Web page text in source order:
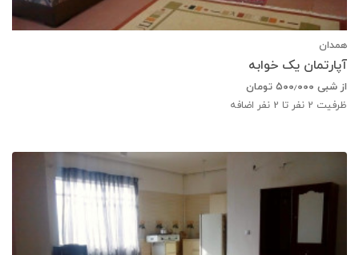
همدان
آپارتمان یک خوابه
از شبی ۵۰۰٫۰۰۰ تومان
ظرفیت 2 نفر تا 2 نفر اضافه